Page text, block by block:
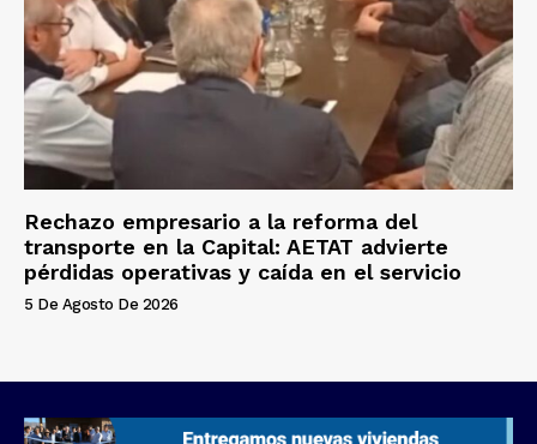
Rechazo empresario a la reforma del
transporte en la Capital: AETAT advierte
pérdidas operativas y caída en el servicio
5 De Agosto De 2026